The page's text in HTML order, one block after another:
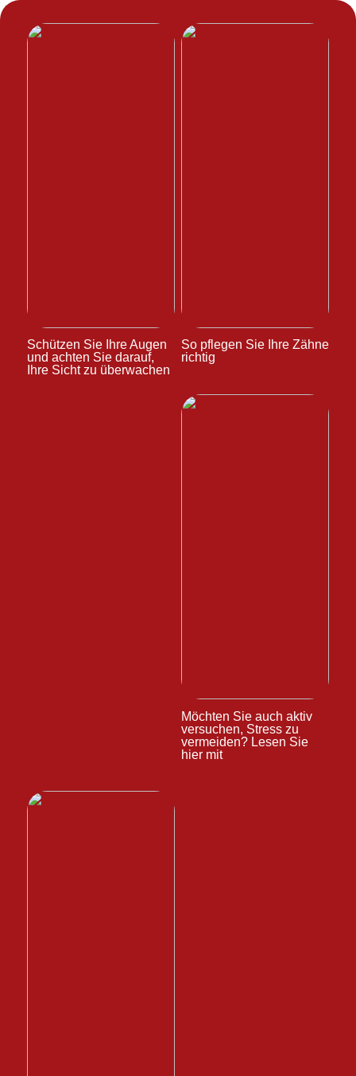
Schützen Sie Ihre Augen
und achten Sie darauf,
Ihre Sicht zu überwachen
So pflegen Sie Ihre Zähne
richtig
Möchten Sie auch aktiv
versuchen, Stress zu
vermeiden? Lesen Sie
hier mit